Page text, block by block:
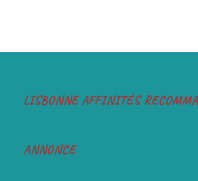
LISBONNE AFFINITÉS
ANNONCE